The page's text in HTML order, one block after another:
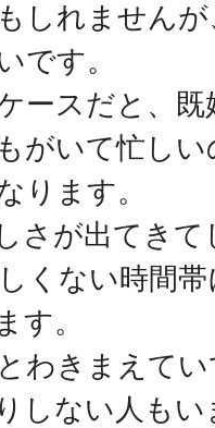
しれません
です。
ースだと、
がいて忙し
ります。
さが出てき
くない時間
す。
わきまえて
しない人も